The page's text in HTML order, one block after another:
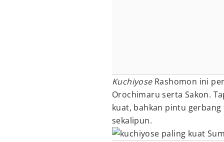
KuchiyoseRashomon ini
Orochimaru serta Sakon.
kuat, bahkan pintu
sekalipun.